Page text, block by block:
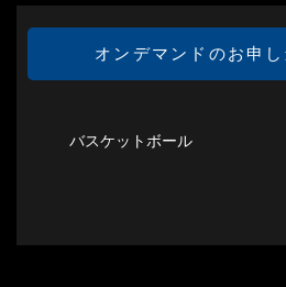
オンデマンドのお申
バスケットボール